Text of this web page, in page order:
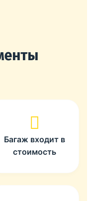
Багаж входит в
стоимость